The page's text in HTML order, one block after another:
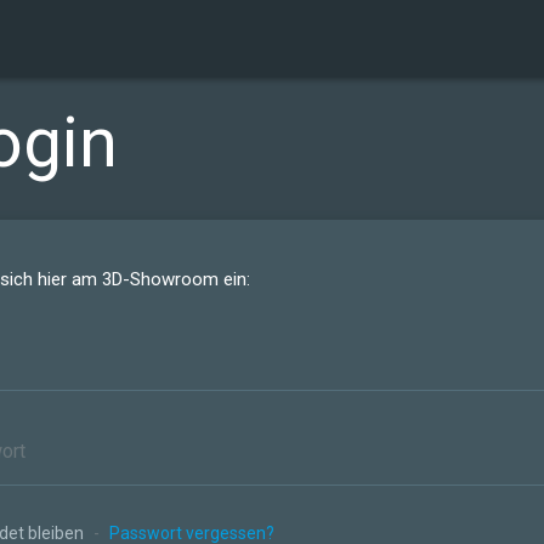
hier am 3D-Showroom ein:
bleiben - Passwort vergessen?